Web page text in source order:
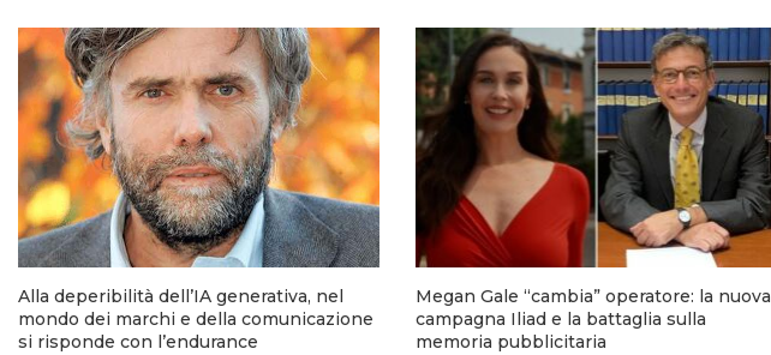
Alla deperibilità dell’IA generativa, nel
mondo dei marchi e della comunicazione
si risponde con l’endurance
Megan Gale “cambia” operatore: la nuova
campagna Iliad e la battaglia sulla
memoria pubblicitaria